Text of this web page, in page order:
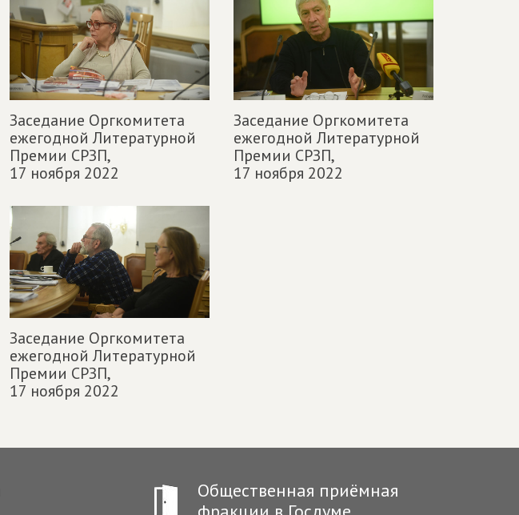
Заседание Оргкомитета
ежегодной Литературной
Премии СРЗП,
17 ноября 2022
Заседание Оргкомитета
ежегодной Литературной
Премии СРЗП,
17 ноября 2022
Заседание Оргкомитета
ежегодной Литературной
Премии СРЗП,
17 ноября 2022
Общественная приёмная